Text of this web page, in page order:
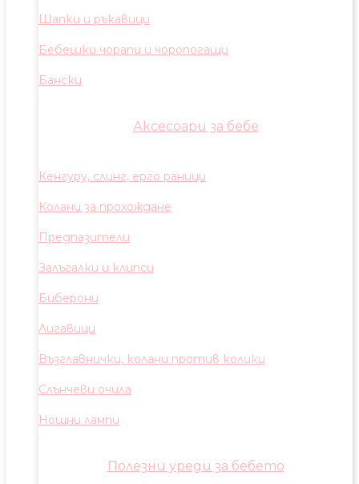
Шапки и ръкавици
Бебешки чорапи и чоропогащи
Бански
Аксесоари за бебе
Кенгуру, слинг, ерго раници
Колани за прохождане
Предпазители
Залъгалки и клипси
Биберони
Лигавици
Възглавнички, колани против колики
Слънчеви очила
Нощни лампи
Полезни уреди за бебето